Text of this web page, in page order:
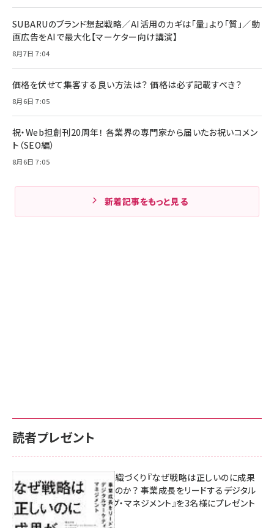
SUBARUのブランド想起戦略／AI活用のカギは「量」より「質」／動
画広告をAIで最大化【マーケター向け講演】
8月7日 7:04
価格を伏せて集客する良い方法は？ 価格は必ず記載すべき？
8月6日 7:05
祝・Web担創刊20周年！ 各業界の専門家から届いたお祝いコメン
ト（SEO編）
8月6日 7:05
新着記事をもっと見る
読者プレゼント
成果を生む組織づくり『なぜ戦略は正しいのに成果
があがらないのか？ 事業成長をリードするデジタル
マーケティング・マネジメント』を3名様にプレゼント
8月7日 10:00